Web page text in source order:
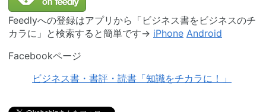
Feedlyへの登録はアプリから「ビジネス書をビジネスのチ
カラに」と検索すると簡単です→ iPhone Android
Facebookページ
ビジネス書・書評・読書「知識をチカラに！」